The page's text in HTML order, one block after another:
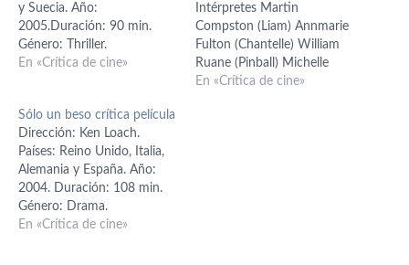
y Suecia. Año:
2005.Duración: 90 min.
Género: Thriller.
Interpretación: Peter Mullan
Gary Lewis (Herman),
Samuli Edelmann
(Rhombus), Nikki Amuka-
Bird (Subira), Christopher
Fairbank (Ralph), Carlos
Blanco (Sasha), Gonzalo
Cunill (Frank), Guión: Paul
En «Crítica de cine»
Intérpretes Martin
Compston (Liam) Annmarie
Fulton (Chantelle) William
Ruane (Pinball) Michelle
Coulter (Jean) Gary
En «Crítica de cine»
Sólo un beso crítica película
Dirección: Ken Loach.
Países: Reino Unido, Italia,
Alemania y España. Año:
2004. Duración: 108 min.
Género: Drama.
Interpretación: Atta Yakub
En «Crítica de cine»